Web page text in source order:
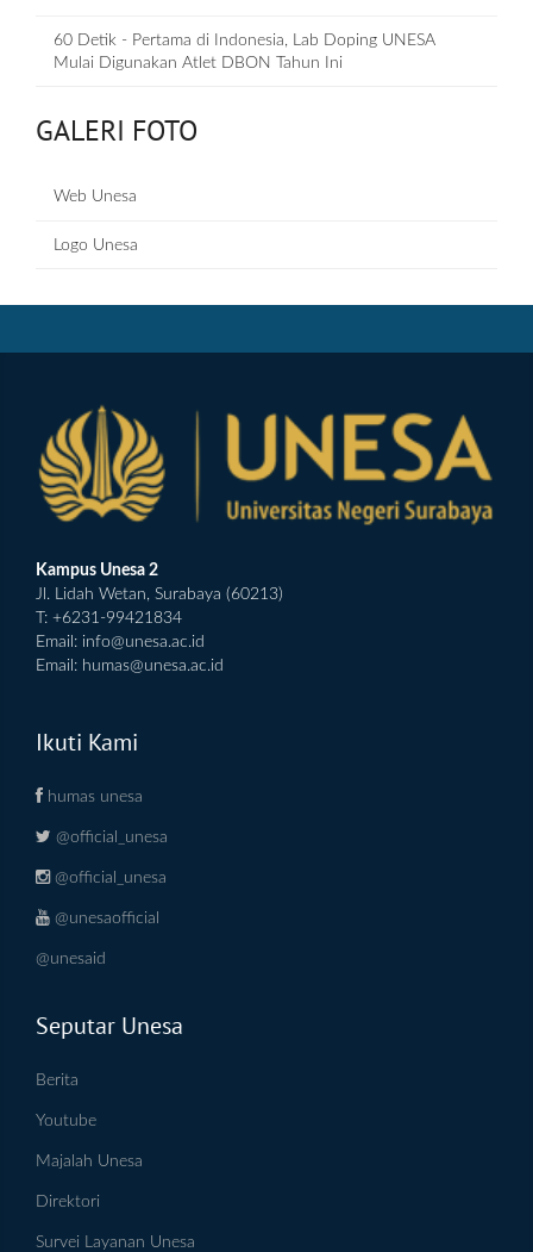
60 Detik - Pertama di Indonesia, Lab Doping UNESA
Mulai Digunakan Atlet DBON Tahun Ini
GALERI FOTO
Web Unesa
Logo Unesa
Kampus Unesa 2
Jl. Lidah Wetan, Surabaya (60213)
T: +6231-99421834
Email: info@unesa.ac.id
Email: humas@unesa.ac.id
Ikuti Kami
humas unesa
@official_unesa
@official_unesa
@unesaofficial
@unesaid
Seputar Unesa
Berita
Youtube
Majalah Unesa
Direktori
Survei Layanan Unesa